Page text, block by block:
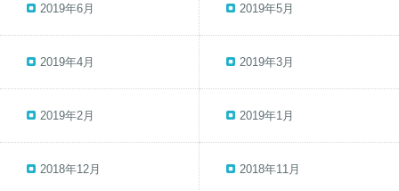
2019年6月 2019年5月
2019年4月 2019年3月
2019年2月 2019年1月
2018年12月 2018年11月